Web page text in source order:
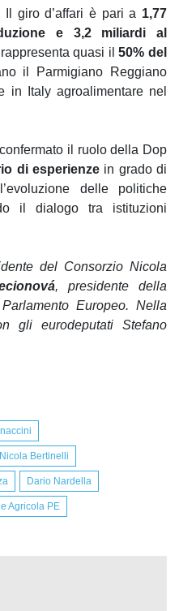
giro d’affari è pari a 1,77
e 3,2 miliardi al
quasi il50% del
il Parmigiano Reggiano
in Italy agroalimentare nel
il ruolo della Dop
di esperienzein grado di
delle politiche
il dialogo tra istituzioni
del Consorzio Nicola
, presidente della
Europeo. Nella
gli eurodeputati Stefano
Nicola Bertinelli
Dario Nardella
Agricola PE